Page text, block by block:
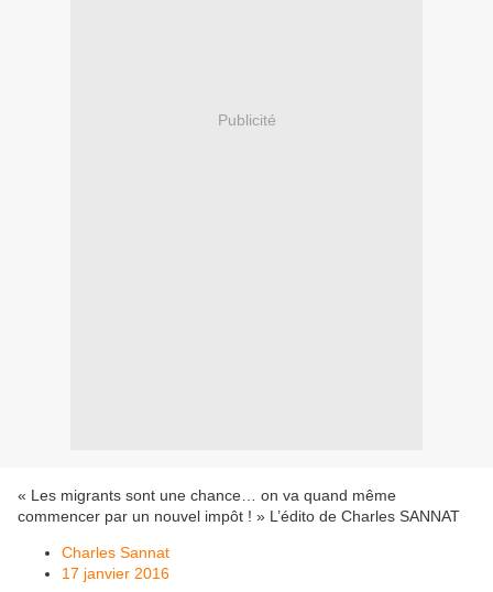
Publicité
« Les migrants sont une chance… on va quand même
commencer par un nouvel impôt ! » L’édito de Charles SANNAT
Charles Sannat
17 janvier 2016